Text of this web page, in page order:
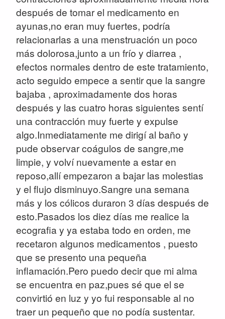
después de tomar el medicamento en
ayunas,no eran muy fuertes, podría
relacionarlas a una menstruación un poco
más dolorosa,junto a un frío y diarrea ,
efectos normales dentro de este tratamiento,
acto seguido empece a sentir que la sangre
bajaba , aproximadamente dos horas
después y las cuatro horas siguientes sentí
una contracción muy fuerte y expulse
algo.Inmediatamente me dirigí al baño y
pude observar coágulos de sangre,me
limpie, y volví nuevamente a estar en
reposo,allí empezaron a bajar las molestias
y el flujo disminuyo.Sangre una semana
más y los cólicos duraron 3 días después de
esto.Pasados los diez días me realice la
ecografia y ya estaba todo en orden, me
recetaron algunos medicamentos , puesto
que se presento una pequeña
inflamación.Pero puedo decir que mi alma
se encuentra en paz,pues sé que el se
convirtió en luz y yo fui responsable al no
traer un pequeño que no podía sustentar.